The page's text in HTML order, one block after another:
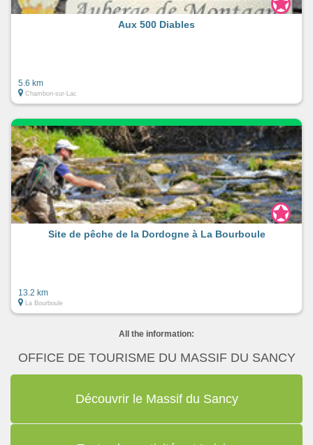
Aux 500 Diables
5.6 km
Chambon-sur-Lac
Site de pêche de la Dordogne à La Bourboule
13.2 km
La Bourboule
All the information:
OFFICE DE TOURISME DU MASSIF DU SANCY
Découvrir le Massif du Sancy